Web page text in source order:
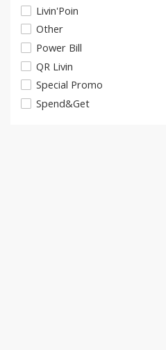
Livin'Poin
Other
Power Bill
QR Livin
Special Promo
Spend&Get